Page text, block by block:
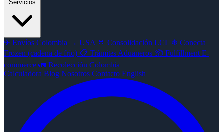
✈ Envíos Colombia → USA 🚢 Consolidación LCL ❄ Conecta
Frozen (cadena de frío) 📋 Trámites Aduaneros 📦 Fulfillment E-
commerce 🚛 Recolección Colombia
Calculadora Blog Nosotros Contacto English